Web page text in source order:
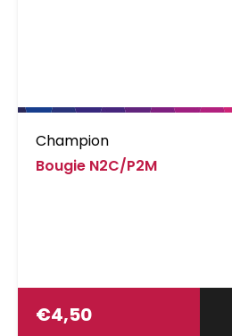
Champion
Bougie N2C/P2M
€4,50